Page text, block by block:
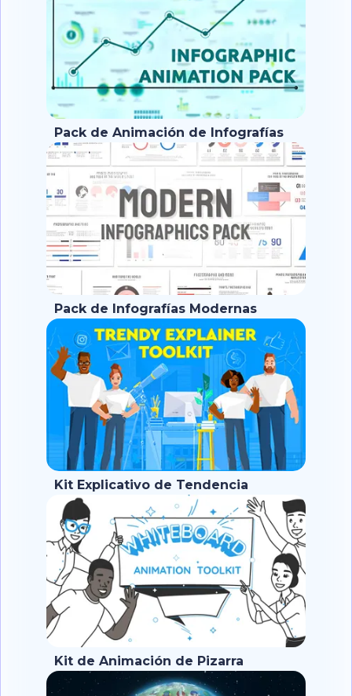
Pack de Animación de Infografías
Pack de Infografías Modernas
Kit Explicativo de Tendencia
Kit de Animación de Pizarra